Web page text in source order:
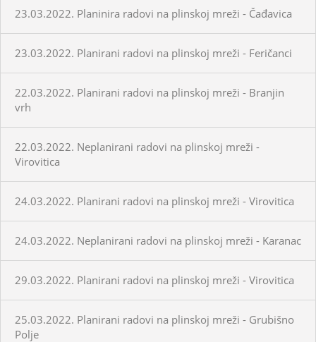
23.03.2022. Planinira radovi na plinskoj mreži - Čađavica
23.03.2022. Planirani radovi na plinskoj mreži - Feričanci
22.03.2022. Planirani radovi na plinskoj mreži - Branjin
vrh
22.03.2022. Neplanirani radovi na plinskoj mreži -
Virovitica
24.03.2022. Planirani radovi na plinskoj mreži - Virovitica
24.03.2022. Neplanirani radovi na plinskoj mreži - Karanac
29.03.2022. Planirani radovi na plinskoj mreži - Virovitica
25.03.2022. Planirani radovi na plinskoj mreži - Grubišno
Polje